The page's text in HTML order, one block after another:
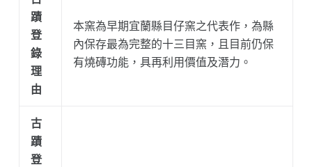
蹟
登
錄
理
由
本窯為早期宜蘭縣目仔窯之代表作，為縣
內保存最為完整的十三目窯，且目前仍保
有燒磚功能，具再利用價值及潛力。
古
蹟
登